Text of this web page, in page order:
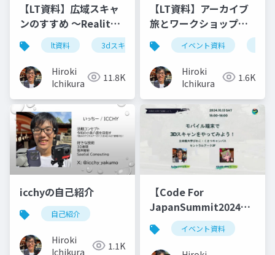
【LT資料】広域スキャ
ンのすすめ 〜Reality
Scanから Gaussian
Splattingまで〜
lt資料 3dスキャン
Hiroki
Ichikura
11.8K
【LT資料】アーカイブ
旅とワークショップで
のScaniverse活用
イベント資料
Hiroki
Ichikura
1.6K
icchyの自己紹介
自己紹介
Hiroki
Ichikura
1.1K
【Code For
JapanSummit2024】
モバイル端末で3Dスキ
ャンをやってみよう！
イベント資料